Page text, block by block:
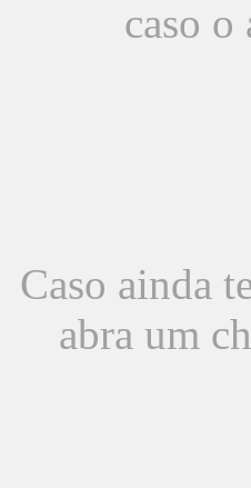
caso o
Caso ainda
abra um